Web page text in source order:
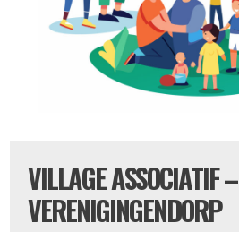
VILLAGE ASSOCIATIF –
VERENIGINGENDORP